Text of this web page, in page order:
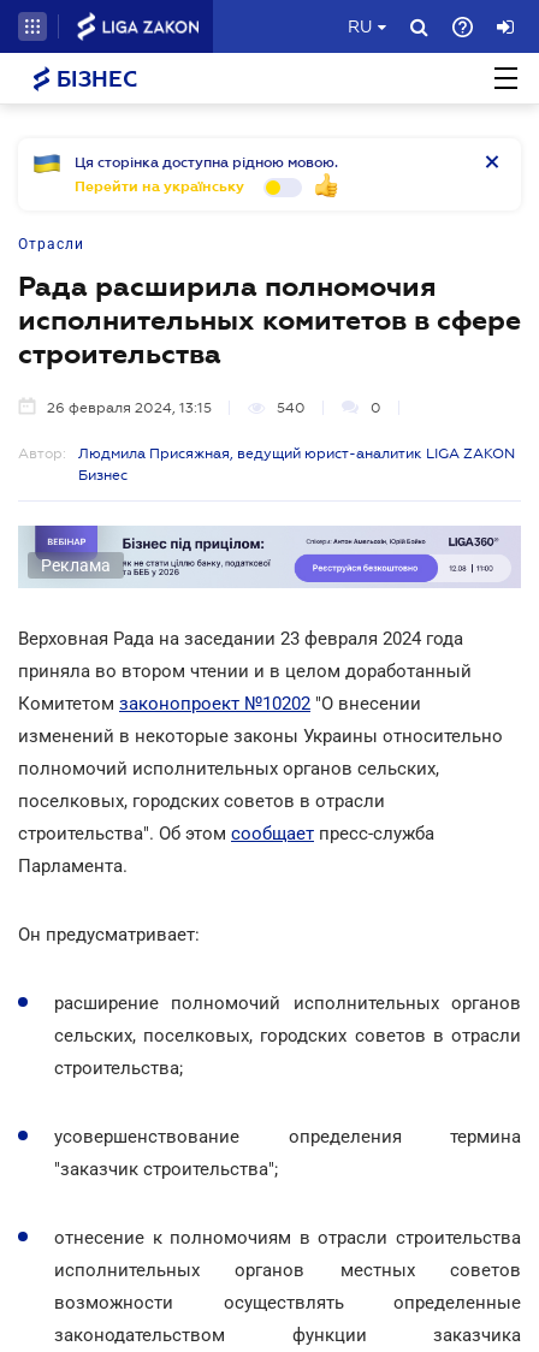
RU
БІЗНЕС
Ця сторінка доступна рідною мовою.
Перейти на українську
Отрасли
Рада расширила полномочия
исполнительных комитетов в сфере
строительства
26 февраля 2024, 13:15 540 0
Автор:
Людмила Присяжная, ведущий юрист-аналитик LIGA ZAKON
Бизнес
Реклама
Верховная Рада на заседании 23 февраля 2024 года
приняла во втором чтении и в целом доработанный
Комитетом законопроект №10202 "О внесении
изменений в некоторые законы Украины относительно
полномочий исполнительных органов сельских,
поселковых, городских советов в отрасли
строительства". Об этом сообщает пресс-служба
Парламента.
Он предусматривает:
расширение полномочий исполнительных органов
сельских, поселковых, городских советов в отрасли
строительства;
усовершенствование определения термина
"заказчик строительства";
отнесение к полномочиям в отрасли строительства
исполнительных органов местных советов
возможности осуществлять определенные
законодательством функции заказчика